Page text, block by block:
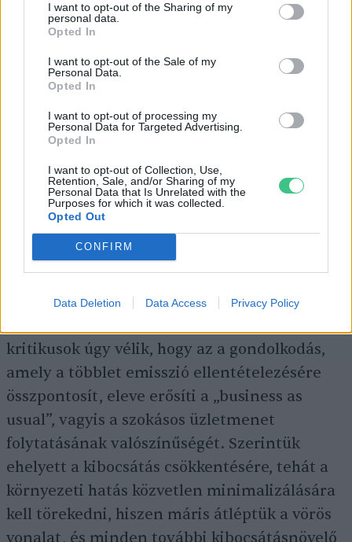
I want to opt-out of the Sharing of my
personal data.
Opted In
I want to opt-out of the Sale of my
Personal Data.
Opted In
I want to opt-out of processing my
Personal Data for Targeted Advertising.
Opted In
I want to opt-out of Collection, Use,
Retention, Sale, and/or Sharing of my
Personal Data that Is Unrelated with the
Purposes for which it was collected.
Opted Out
CONFIRM
Data Deletion Data Access Privacy Policy
közösségi közlekedést, valamint a szervezők
minimalizálására és újrahasznosítására.
Káros és veszélyes
A klímavédelem ügyének szószólói és
szakértői között azonban sokan nem tartják
elegendőnek az UEFA fenntarthatósági
intézkedéseit. Ezek hitelességét szerintük az
is megkérdőjelezi, hogy a szervezet azt állítja,
máris megtette a várható extra ÜHG-
kritikusok úgy vélik, hogy az a gondolkodás,
amely a többlet emisszió ellentételezésére
összpontosít, eleve erősíti a „business as
usual”, vagyis a szokásos üzletmenet
folytatásának valószínűségét. Szerintük
ehelyett a kibocsátás csökkentésére, tehát a
környezeti hatás közvetlen minimalizálására
kell törekedni, hiszen máris átléptük a vörös
vonalat, és minden további kibocsátásnövelő